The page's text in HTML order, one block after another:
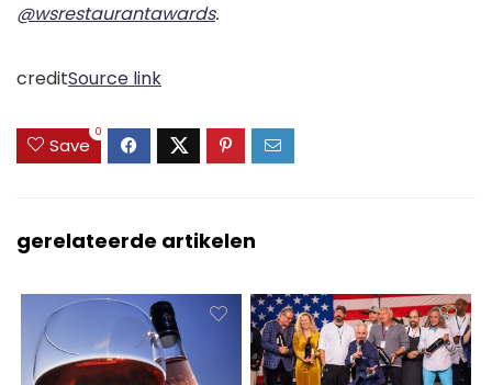
@wsrestaurantawards.
creditSource link
Save
0
gerelateerde artikelen